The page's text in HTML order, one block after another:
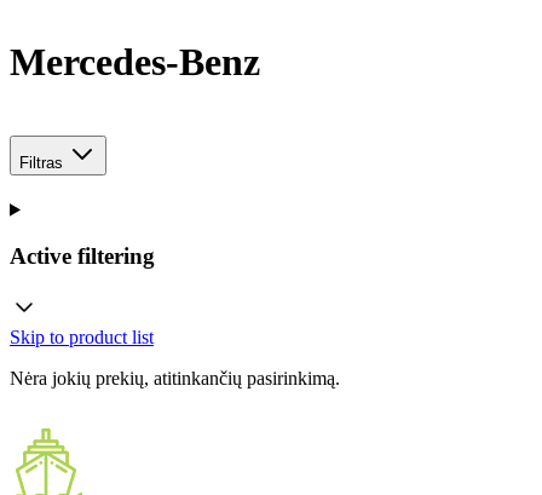
Mercedes-Benz
Filtras
Active filtering
Skip to product list
Nėra jokių prekių, atitinkančių pasirinkimą.